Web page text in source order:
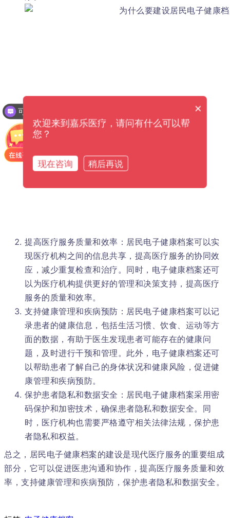
提高医疗服务质量和效率：居民电子健康档案可以实
现医疗机构之间的信息共享，提高医疗服务的协同效
应，减少重复检查和治疗。同时，电子健康档案还可
以为医疗机构提供更好的管理和决策支持，提高医疗
服务的质量和效率。
支持健康管理和疾病预防：居民电子健康档案可以记
录患者的健康信息，包括生活习惯、饮食、运动等方
面的数据，有助于医生发现患者可能存在的健康问
题，及时进行干预和管理。此外，电子健康档案还可
以帮助患者了解自己的身体状况和健康风险，促进健
康管理和疾病预防。
保护患者隐私和数据安全：居民电子健康档案采用密
码保护和加密技术，确保患者隐私和数据安全。同
时，医疗机构也需要严格遵守相关法律法规，保护患
者隐私和权益。
总之，居民电子健康档案的建设是现代医疗服务的重要组成
部分，它可以促进医患沟通和协作，提高医疗服务质量和效
率，支持健康管理和疾病预防，保护患者隐私和数据安全。
可以提供解决方案吗？ ×
欢迎来到嘉乐医疗，请问有什么可以帮
您？
现在咨询 稍后再说